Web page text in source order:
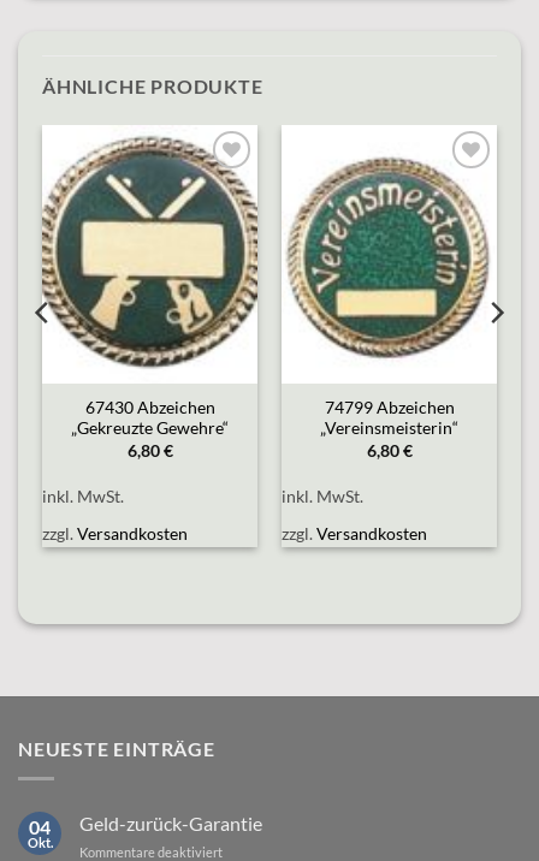
ÄHNLICHE PRODUKTE
Add to
wishlist
67430 Abzeichen
„Gekreuzte Gewehre“
6,80€
inkl. MwSt.
zzgl.Versandkosten
Add to
wishlist
74799 Abzeichen
„Vereinsmeisterin“
6,80€
inkl. MwSt.
zzgl.Versandkosten
NEUESTE EINTRÄGE
04
Okt.
Geld-zurück-Garantie
Kommentare deaktiviertfür